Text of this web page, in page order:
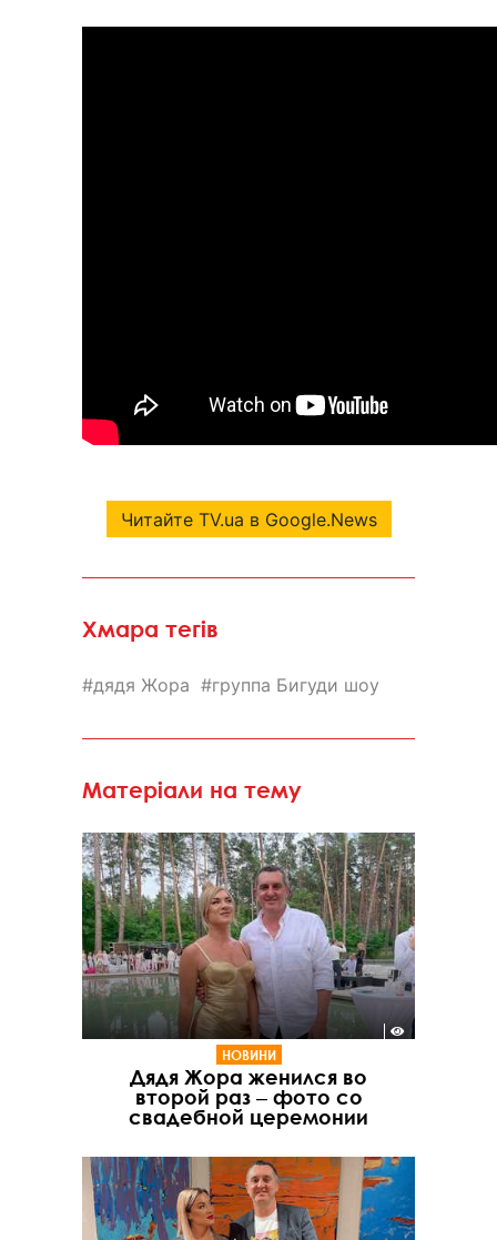
Читайте TV.ua в Google.News
Хмара тегів
дядя Жора группа Бигуди шоу
Матеріали на тему
НОВИНИ
Дядя Жора женился во
второй раз ‒ фото со
свадебной церемонии